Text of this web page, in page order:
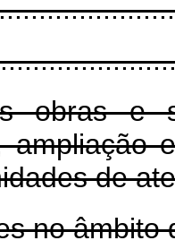
obras e
ampliação
de
no âmbito